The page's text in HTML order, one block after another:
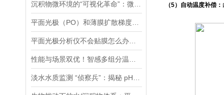
（5）自动温度补偿：